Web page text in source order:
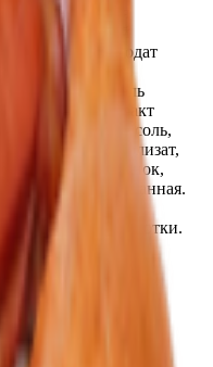
пшеничная
для мясной
Е250, йодат
(регуляторы
Е301, соль
добавка (экстракт
пищевая соль,
гидролизат,
(чеснок,
деминерализованная.
сои, сельдерея,
их переработки.